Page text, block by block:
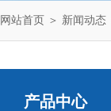
网站首页 ＞ 新闻动态
产品中心